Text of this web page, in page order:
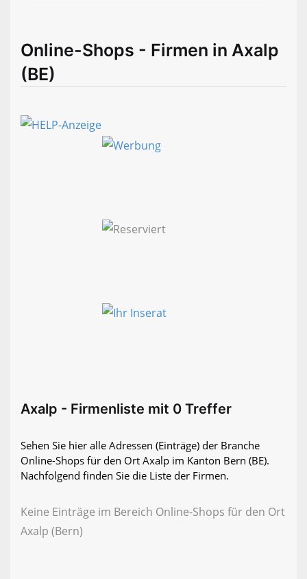
Online-Shops - Firmen in Axalp
(BE)
Axalp - Firmenliste mit 0 Treffer
Sehen Sie hier alle Adressen (Einträge) der Branche
Online-Shops für den Ort Axalp im Kanton Bern (BE).
Nachfolgend finden Sie die Liste der Firmen.
Keine Einträge im Bereich Online-Shops für den Ort
Axalp (Bern)